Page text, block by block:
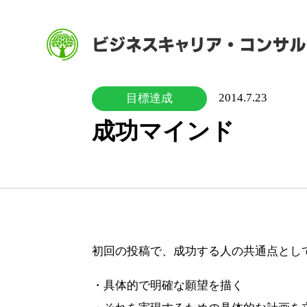
目標達成 2014.7.23
成功マインド
初回の投稿で、成功する人の共通点とし
・具体的で明確な願望を描く